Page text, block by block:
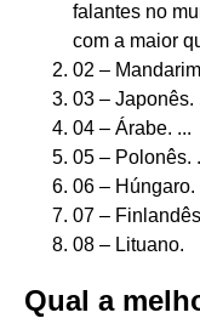
falantes no
com a maior
02 –
03 – Japonês.
04 – Árabe. ...
05 – Polonês.
06 – Húngaro.
07 –
08 – Lituano.
Qual a